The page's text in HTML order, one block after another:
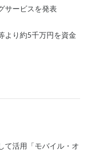
サービスを発表
より約5千万円を資金
て活用「モバイル・オ